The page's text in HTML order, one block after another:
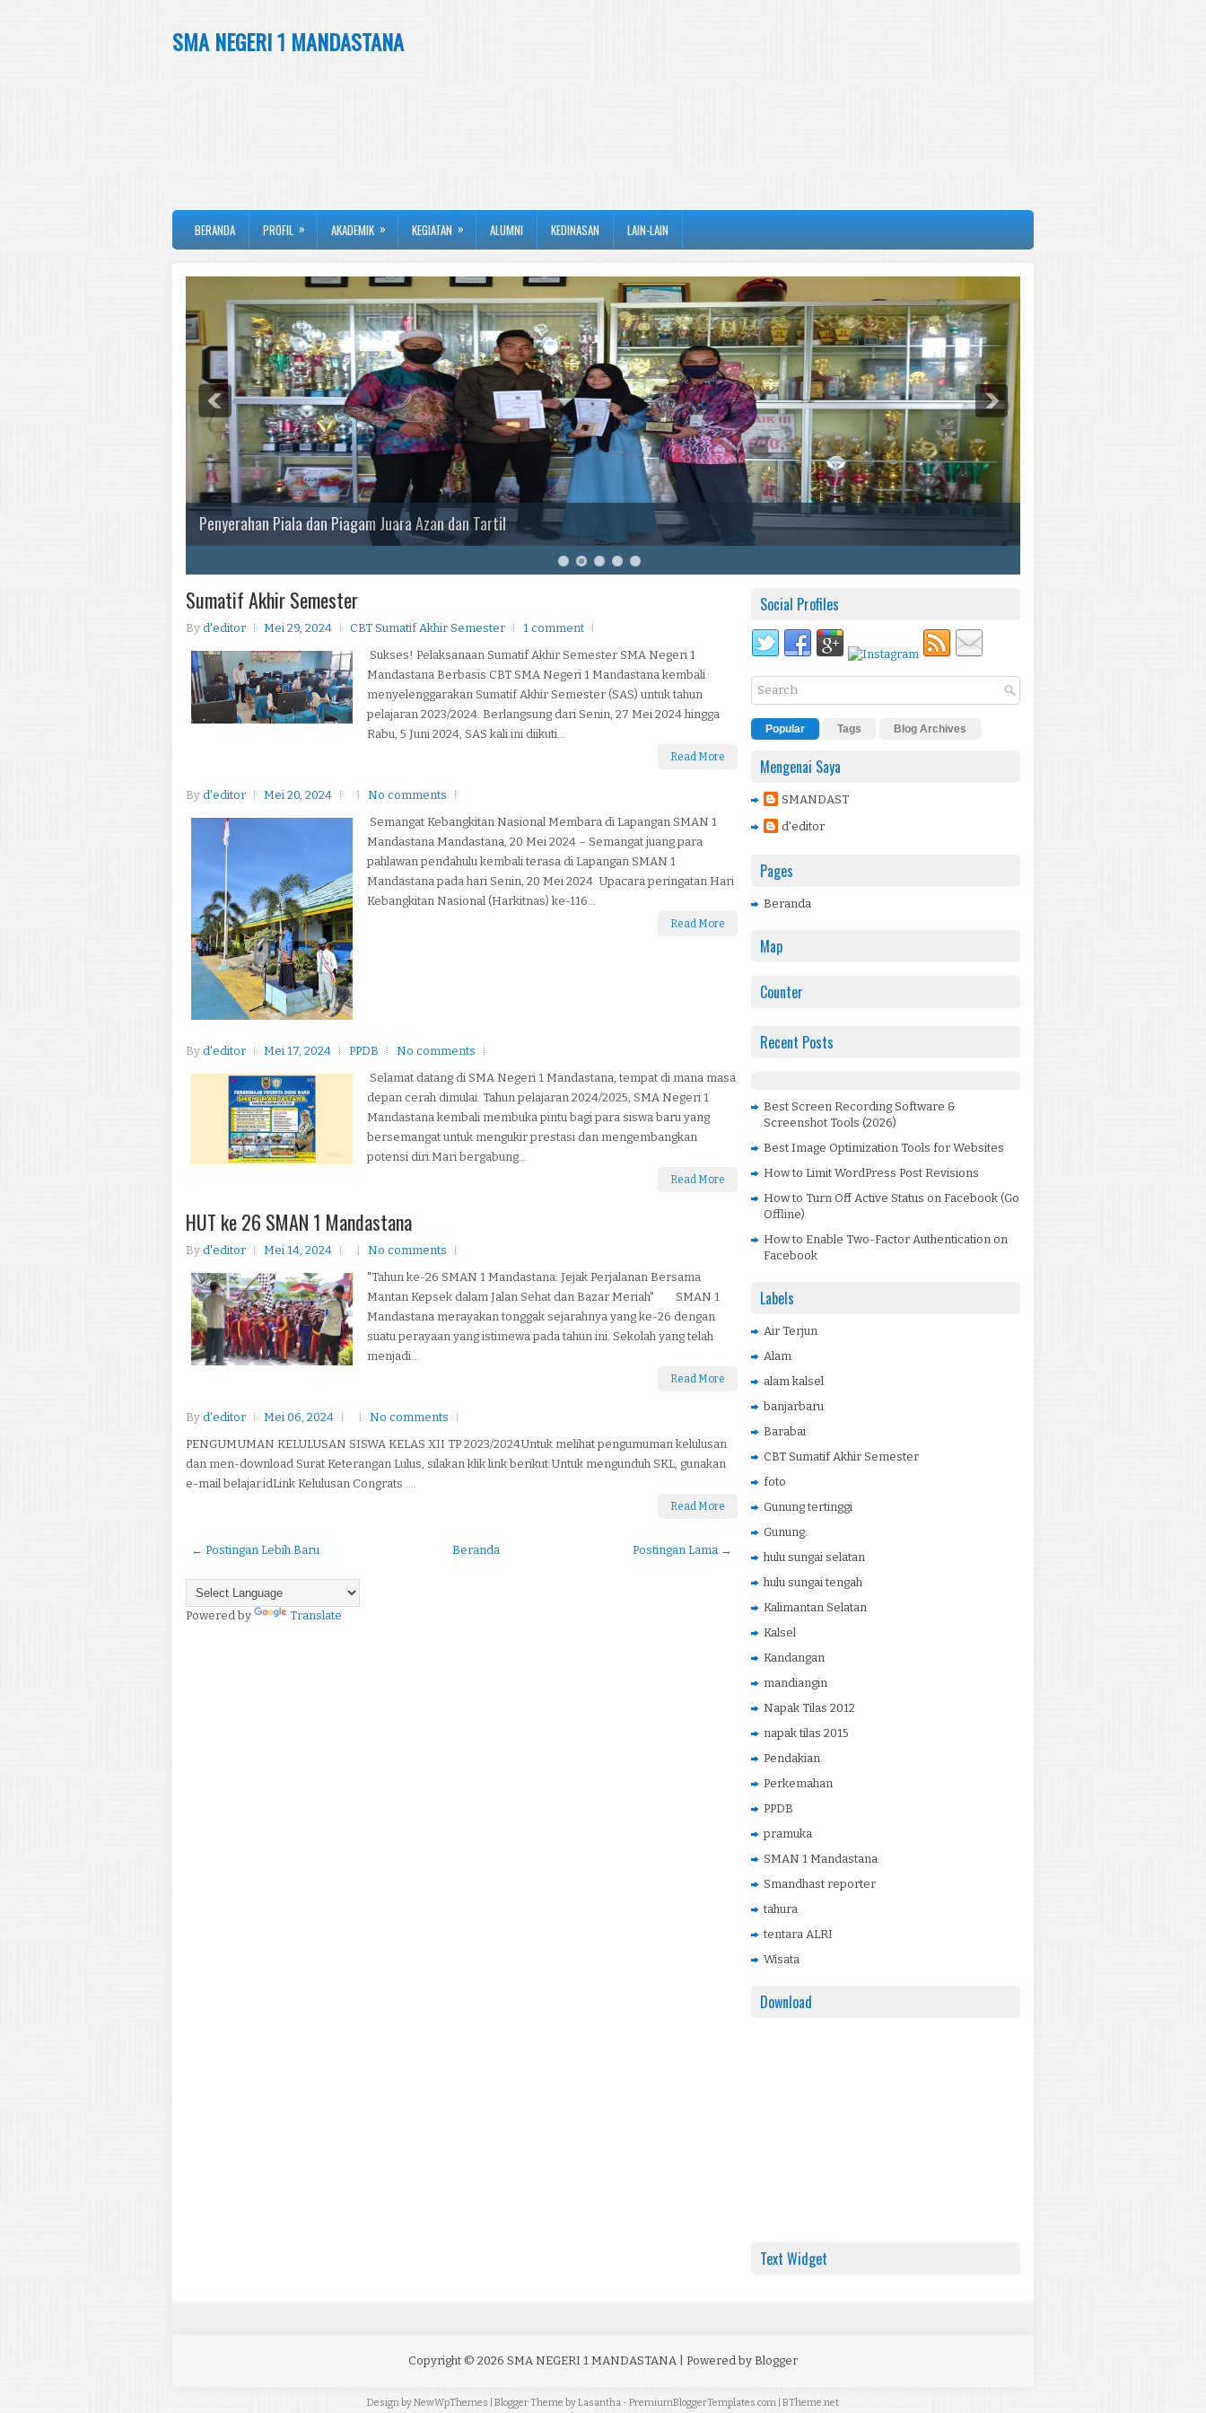
SMA NEGERI 1 MANDASTANA
BERANDA PROFIL » AKADEMIK » KEGIATAN » ALUMNI KEDINASAN LAIN-LAIN
Penyerahan Piala dan Piagam Juara Azan dan Tartil
Sumatif Akhir Semester
By d'editor Mei 29, 2024 CBT Sumatif Akhir Semester
1 comment
Sukses! Pelaksanaan Sumatif Akhir Semester SMA Negeri 1
Mandastana Berbasis CBT SMA Negeri 1 Mandastana kembali
menyelenggarakan Sumatif Akhir Semester (SAS) untuk tahun
pelajaran 2023/2024. Berlangsung dari Senin, 27 Mei 2024 hingga
Rabu, 5 Juni 2024, SAS kali ini diikuti...
Read More
By d'editor Mei 20, 2024
No comments
Semangat Kebangkitan Nasional Membara di Lapangan SMAN 1
Mandastana Mandastana, 20 Mei 2024 – Semangat juang para
pahlawan pendahulu kembali terasa di Lapangan SMAN 1
Mandastana pada hari Senin, 20 Mei 2024. Upacara peringatan Hari
Kebangkitan Nasional (Harkitnas) ke-116...
Read More
By d'editor Mei 17, 2024 PPDB
No comments
Selamat datang di SMA Negeri 1 Mandastana, tempat di mana masa
depan cerah dimulai. Tahun pelajaran 2024/2025, SMA Negeri 1
Mandastana kembali membuka pintu bagi para siswa baru yang
bersemangat untuk mengukir prestasi dan mengembangkan
potensi diri.Mari bergabung...
Read More
HUT ke 26 SMAN 1 Mandastana
By d'editor Mei 14, 2024
No comments
"Tahun ke-26 SMAN 1 Mandastana: Jejak Perjalanan Bersama
Mantan Kepsek dalam Jalan Sehat dan Bazar Meriah" SMAN 1
Mandastana merayakan tonggak sejarahnya yang ke-26 dengan
suatu perayaan yang istimewa pada tahun ini. Sekolah yang telah
menjadi...
Read More
By d'editor Mei 06, 2024
No comments
PENGUMUMAN KELULUSAN SISWA KELAS XII TP 2023/2024Untuk melihat pengumuman kelulusan
dan men-download Surat Keterangan Lulus, silakan klik link berikut:Untuk mengunduh SKL, gunakan
e-mail belajar.idLink Kelulusan Congrats ....
Read More
← Postingan Lebih Baru Postingan Lama →
Beranda
Powered by Translate
Social Profiles
Popular Tags Blog Archives
Mengenai Saya
SMANDAST
d'editor
Pages
Beranda
Map
Counter
Recent Posts
Best Screen Recording Software &
Screenshot Tools (2026)
Best Image Optimization Tools for Websites
How to Limit WordPress Post Revisions
How to Turn Off Active Status on Facebook (Go
Offline)
How to Enable Two-Factor Authentication on
Facebook
Labels
Air Terjun
Alam
alam kalsel
banjarbaru
Barabai
CBT Sumatif Akhir Semester
foto
Gunung tertinggi
Gunung.
hulu sungai selatan
hulu sungai tengah
Kalimantan Selatan
Kalsel
Kandangan
mandiangin
Napak Tilas 2012
napak tilas 2015
Pendakian
Perkemahan
PPDB
pramuka
SMAN 1 Mandastana
Smandhast reporter
tahura
tentara ALRI
Wisata
Download
Text Widget
Copyright © 2026 SMA NEGERI 1 MANDASTANA | Powered by Blogger
Design byNewWpThemes | Blogger Theme byLasantha - PremiumBloggerTemplates.com BTheme.net